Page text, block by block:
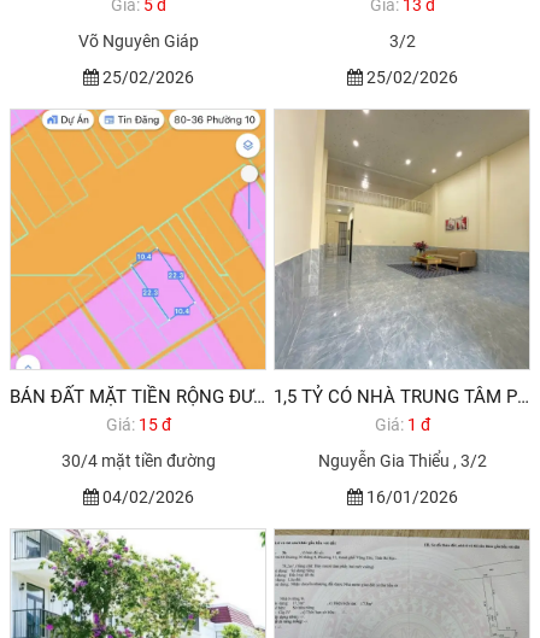
Giá: 5 đ
Võ Nguyên Giáp
25/02/2026
Giá: 13 đ
3/2
25/02/2026
BÁN ĐẤT MẶT TIỀN RỘNG ĐƯỜNG 30/4 VŨNG TÀU 300M2 15,9 TỶ THƯƠNG LƯỢNG 2026
Giá: 15 đ
30/4 mặt tiền đường
04/02/2026
1,5 TỶ CÓ NHÀ TRUNG TÂM PHƯỜNG 12 VŨNG TÀU
Giá: 1 đ
Nguyễn Gia Thiểu , 3/2
16/01/2026